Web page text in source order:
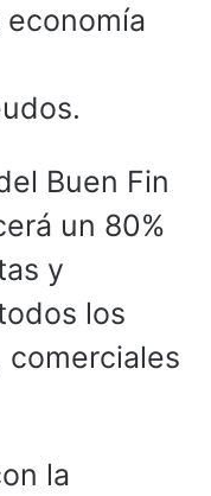
Buen Fin
un 80%
y
los
la